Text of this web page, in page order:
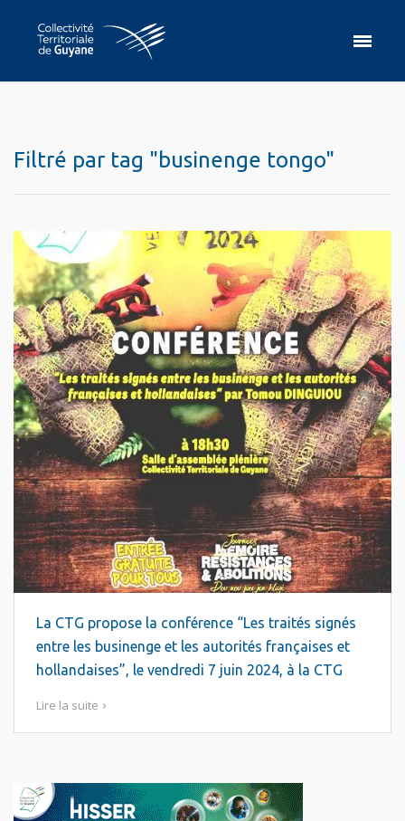
Filtré par tag "businenge tongo"
La CTG propose la conférence “Les traités signés
entre les businenge et les autorités françaises et
hollandaises”, le vendredi 7 juin 2024, à la CTG
Lire la suite